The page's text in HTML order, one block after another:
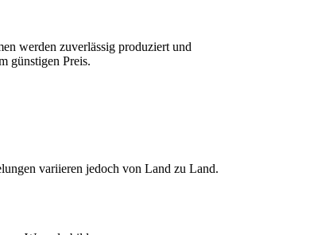
werden zuverlässig produziert und
günstigen Preis.
variieren jedoch von Land zu Land.